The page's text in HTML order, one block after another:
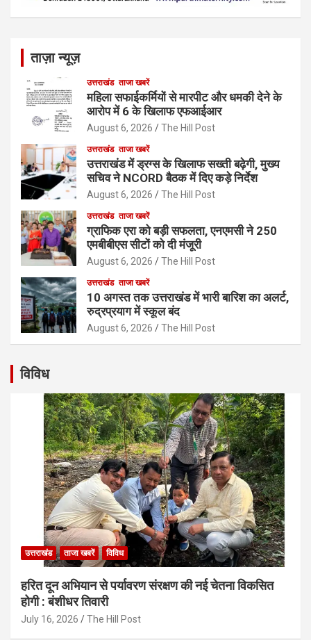
ताज़ा न्यूज़
उत्तराखंड ताजा खबरें
महिला सफाईकर्मियों से मारपीट और धमकी देने के
आरोप में 6 के खिलाफ एफआईआर
August 6, 2026 The Hill Post
उत्तराखंड ताजा खबरें
उत्तराखंड में ड्रग्स के खिलाफ सख्ती बढ़ेगी, मुख्य
सचिव ने NCORD बैठक में दिए कड़े निर्देश
August 6, 2026 The Hill Post
उत्तराखंड ताजा खबरें
ग्राफिक एरा को बड़ी सफलता, एनएमसी ने 250
एमबीबीएस सीटों को दी मंजूरी
August 6, 2026 The Hill Post
उत्तराखंड ताजा खबरें
10 अगस्त तक उत्तराखंड में भारी बारिश का अलर्ट,
रुद्रप्रयाग में स्कूल बंद
August 6, 2026 The Hill Post
विविध
उत्तराखंड ताजा खबरें विविध
हरित दून अभियान से पर्यावरण संरक्षण की नई चेतना विकसित
होगी : बंशीधर तिवारी
July 16, 2026 The Hill Post